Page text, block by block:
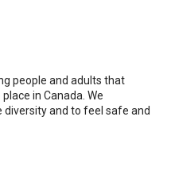
people and adults that
in Canada. We
and to feel safe and